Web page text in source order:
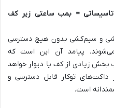
= بمب ساعتی زیر کف
و سیم‌کشی بدون هیچ دسترسی
پیامد آن این است که
زیادی از کف یا دیوار خواهد
داکت‌های توکار قابل دسترسی و
است.